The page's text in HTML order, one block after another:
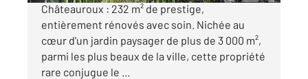
Châteauroux : 232 m² de prestige,
entièrement rénovés avec soin. Nichée au
cœur d'un jardin paysager de plus de 3 000 m²,
parmi les plus beaux de la ville, cette propriété
rare conjugue le ...